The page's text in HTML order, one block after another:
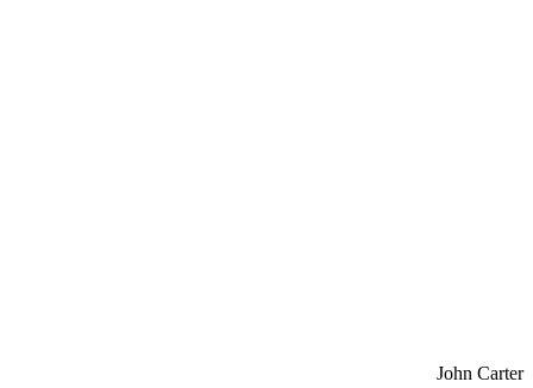
John Carter